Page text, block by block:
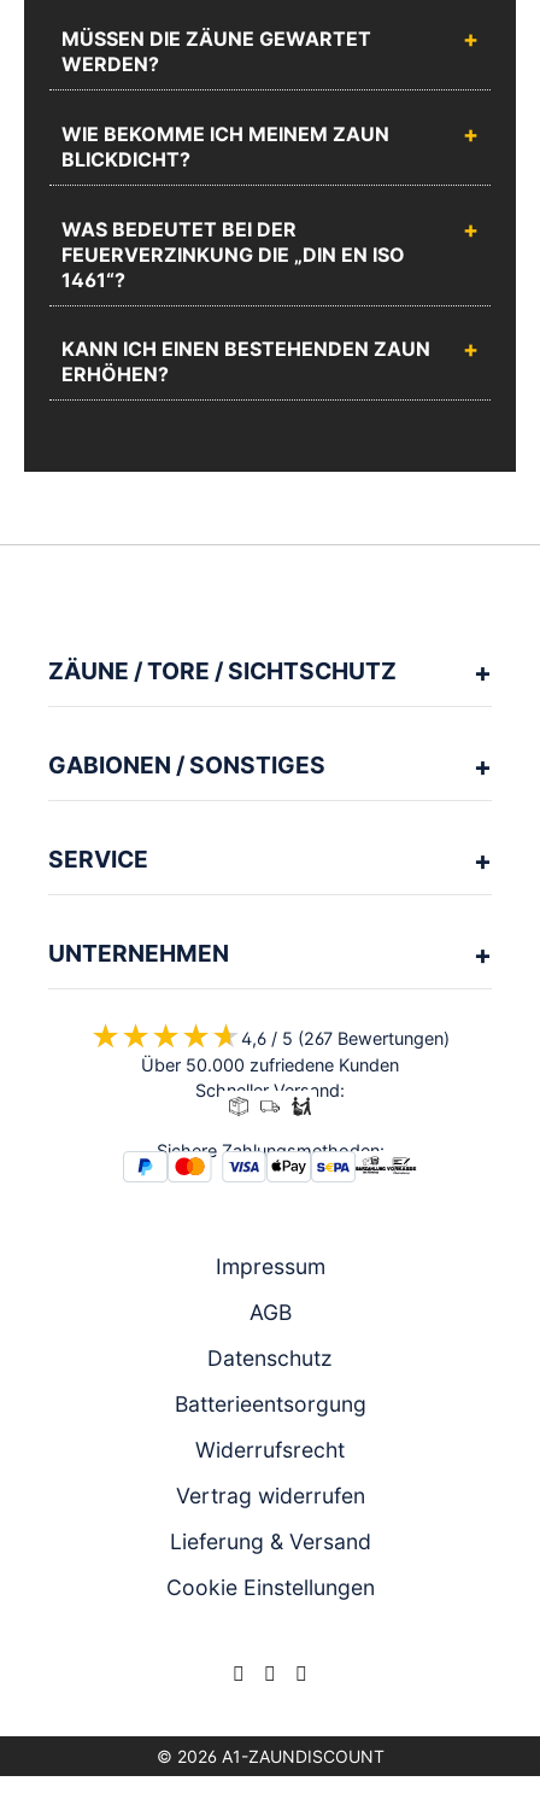
MÜSSEN DIE ZÄUNE GEWARTET
WERDEN?
WIE BEKOMME ICH MEINEM ZAUN
BLICKDICHT?
WAS BEDEUTET BEI DER
FEUERVERZINKUNG DIE „DIN EN ISO
1461“?
KANN ICH EINEN BESTEHENDEN ZAUN
ERHÖHEN?
ZÄUNE / TORE / SICHTSCHUTZ
GABIONEN / SONSTIGES
SERVICE
UNTERNEHMEN
★★★★★
★★★★★4,6 / 5 (267 Bewertungen)
Über 50.000 zufriedene Kunden
Schneller Versand:
Sichere Zahlungsmethoden:
Impressum
AGB
Datenschutz
Batterieentsorgung
Widerrufsrecht
Vertrag widerrufen
Lieferung & Versand
Cookie Einstellungen
© 2026 A1-ZAUNDISCOUNT